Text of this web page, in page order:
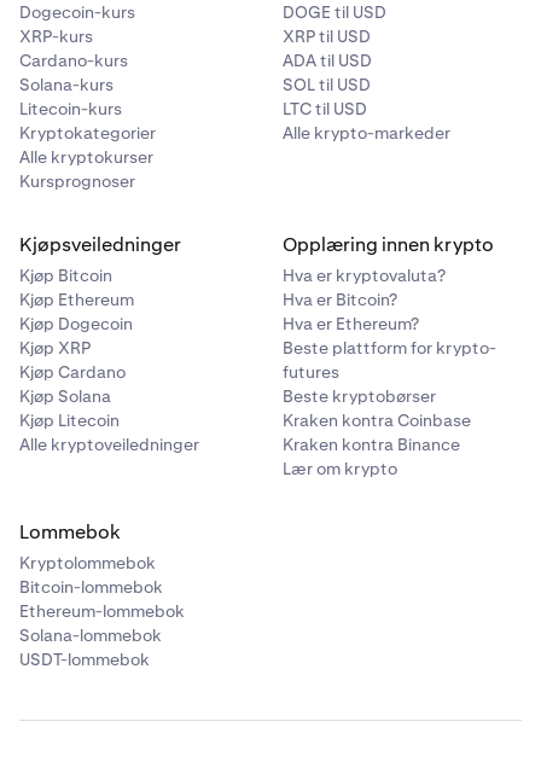
Dogecoin-kurs
XRP-kurs
Cardano-kurs
Solana-kurs
Litecoin-kurs
Kryptokategorier
Alle kryptokurser
Kursprognoser
DOGE til USD
XRP til USD
ADA til USD
SOL til USD
LTC til USD
Alle krypto-markeder
Kjøpsveiledninger
Kjøp Bitcoin
Kjøp Ethereum
Kjøp Dogecoin
Kjøp XRP
Kjøp Cardano
Kjøp Solana
Kjøp Litecoin
Alle kryptoveiledninger
Opplæring innen krypto
Hva er kryptovaluta?
Hva er Bitcoin?
Hva er Ethereum?
Beste plattform for krypto-
futures
Beste kryptobørser
Kraken kontra Coinbase
Kraken kontra Binance
Lær om krypto
Lommebok
Kryptolommebok
Bitcoin-lommebok
Ethereum-lommebok
Solana-lommebok
USDT-lommebok